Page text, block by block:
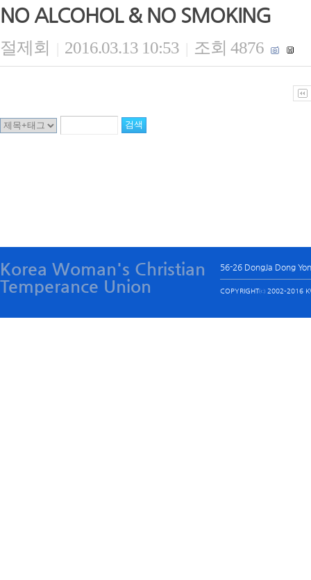
NO ALCOHOL & NO SMOKING
절제회 | 2016.03.13 10:53 | 조회 4876
Korea Woman's Christian
Temperance Union
56-26 DongJa Dong
COPYRIGHTⓒ 2002-2016